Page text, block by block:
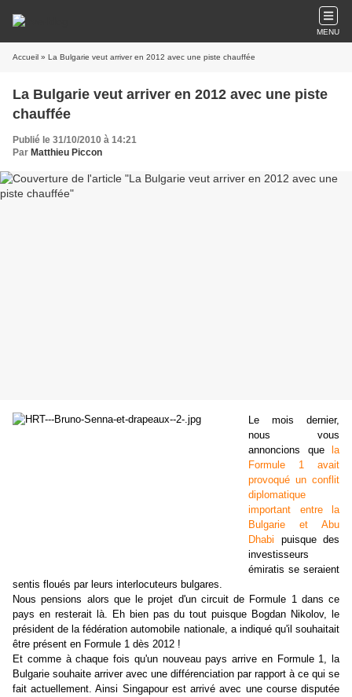
MENU
Accueil » La Bulgarie veut arriver en 2012 avec une piste chauffée
La Bulgarie veut arriver en 2012 avec une piste
chauffée
Publié le 31/10/2010 à 14:21
Par Matthieu Piccon
Le mois dernier,
nous vous
annoncions que
la
Formule 1 avait
provoqué un conflit
diplomatique
important entre la
Bulgarie et Abu
Dhabi puisque des
investisseurs
émiratis se seraient
sentis floués par leurs interlocuteurs bulgares.
Nous pensions alors que le projet d'un circuit de Formule 1 dans ce
pays en resterait là. Eh bien pas du tout puisque Bogdan Nikolov, le
président de la fédération automobile nationale, a indiqué qu'il souhaitait
être présent en Formule 1 dès 2012 !
Et comme à chaque fois qu'un nouveau pays arrive en Formule 1, la
Bulgarie souhaite arriver avec une différenciation par rapport à ce qui se
fait actuellement. Ainsi Singapour est arrivé avec une course disputée